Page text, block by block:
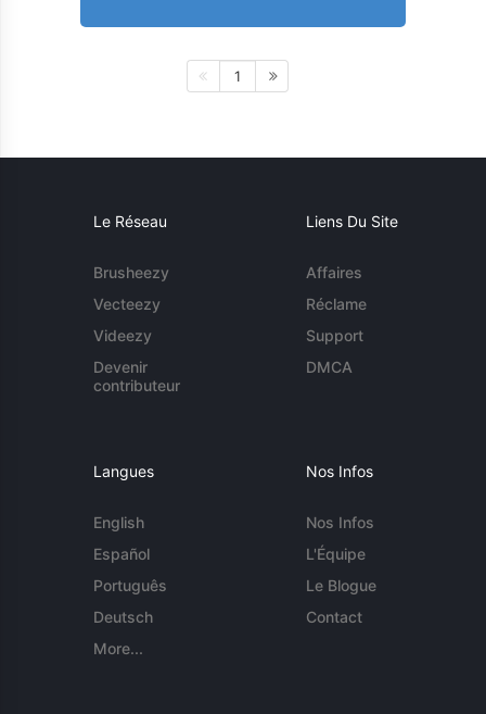
1
Le Réseau
Brusheezy
Vecteezy
Videezy
Devenir
contributeur
Liens Du Site
Affaires
Réclame
Support
DMCA
Langues
English
Español
Português
Deutsch
More...
Nos Infos
Nos Infos
L'Équipe
Le Blogue
Contact